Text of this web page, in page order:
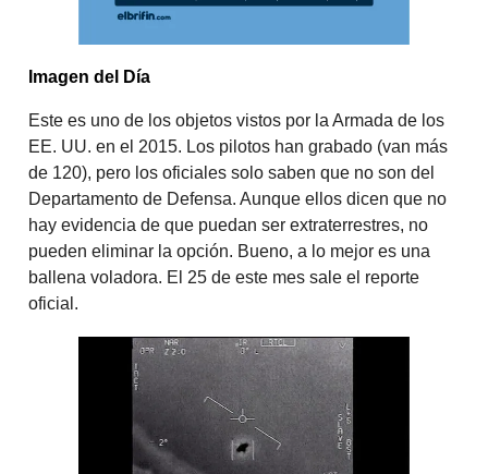
Imagen del Día
Este es uno de los objetos vistos por la Armada de los
EE. UU. en el 2015. Los pilotos han grabado (van más
de 120), pero los oficiales solo saben que no son del
Departamento de Defensa. Aunque ellos dicen que no
hay evidencia de que puedan ser extraterrestres, no
pueden eliminar la opción. Bueno, a lo mejor es una
ballena voladora. El 25 de este mes sale el reporte
oficial.